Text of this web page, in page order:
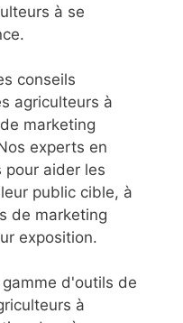
à se
conseils
agriculteurs à
marketing
experts en
pour aider les
public cible, à
de marketing
exposition.
d'outils de
à